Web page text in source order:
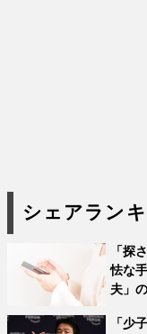
シェアラン
「探
怯な
夫」
「少